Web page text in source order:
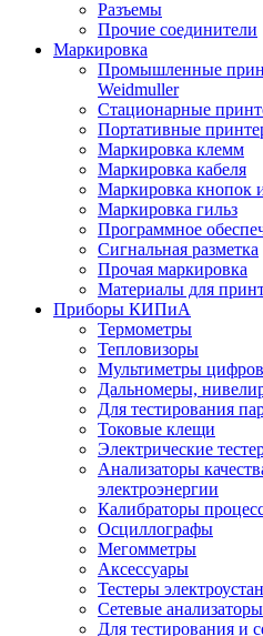
Разъемы
Прочие соединители
Маркировка
Промышленные
Weidmuller
Стационарные
Портативные
Маркировка клемм
Маркировка кабеля
Маркировка кнопок
Маркировка гильз
Программное
Сигнальная разметка
Прочая маркировка
Материалы для
Приборы КИПиА
Термометры
Тепловизоры
Мультиметры
Дальномеры,
Для тестирования
Токовые клещи
Электрические
Анализаторы
электроэнергии
Калибраторы
Осциллографы
Мегомметры
Аксессуары
Тестеры
Сетевые анализаторы
Для тестирования и